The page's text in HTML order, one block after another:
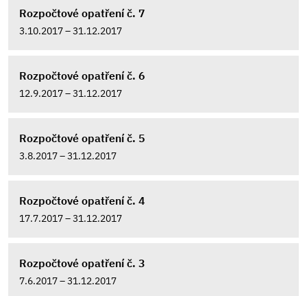
Rozpočtové opatření č. 7
3.10.2017 – 31.12.2017
Rozpočtové opatření č. 6
12.9.2017 – 31.12.2017
Rozpočtové opatření č. 5
3.8.2017 – 31.12.2017
Rozpočtové opatření č. 4
17.7.2017 – 31.12.2017
Rozpočtové opatření č. 3
7.6.2017 – 31.12.2017